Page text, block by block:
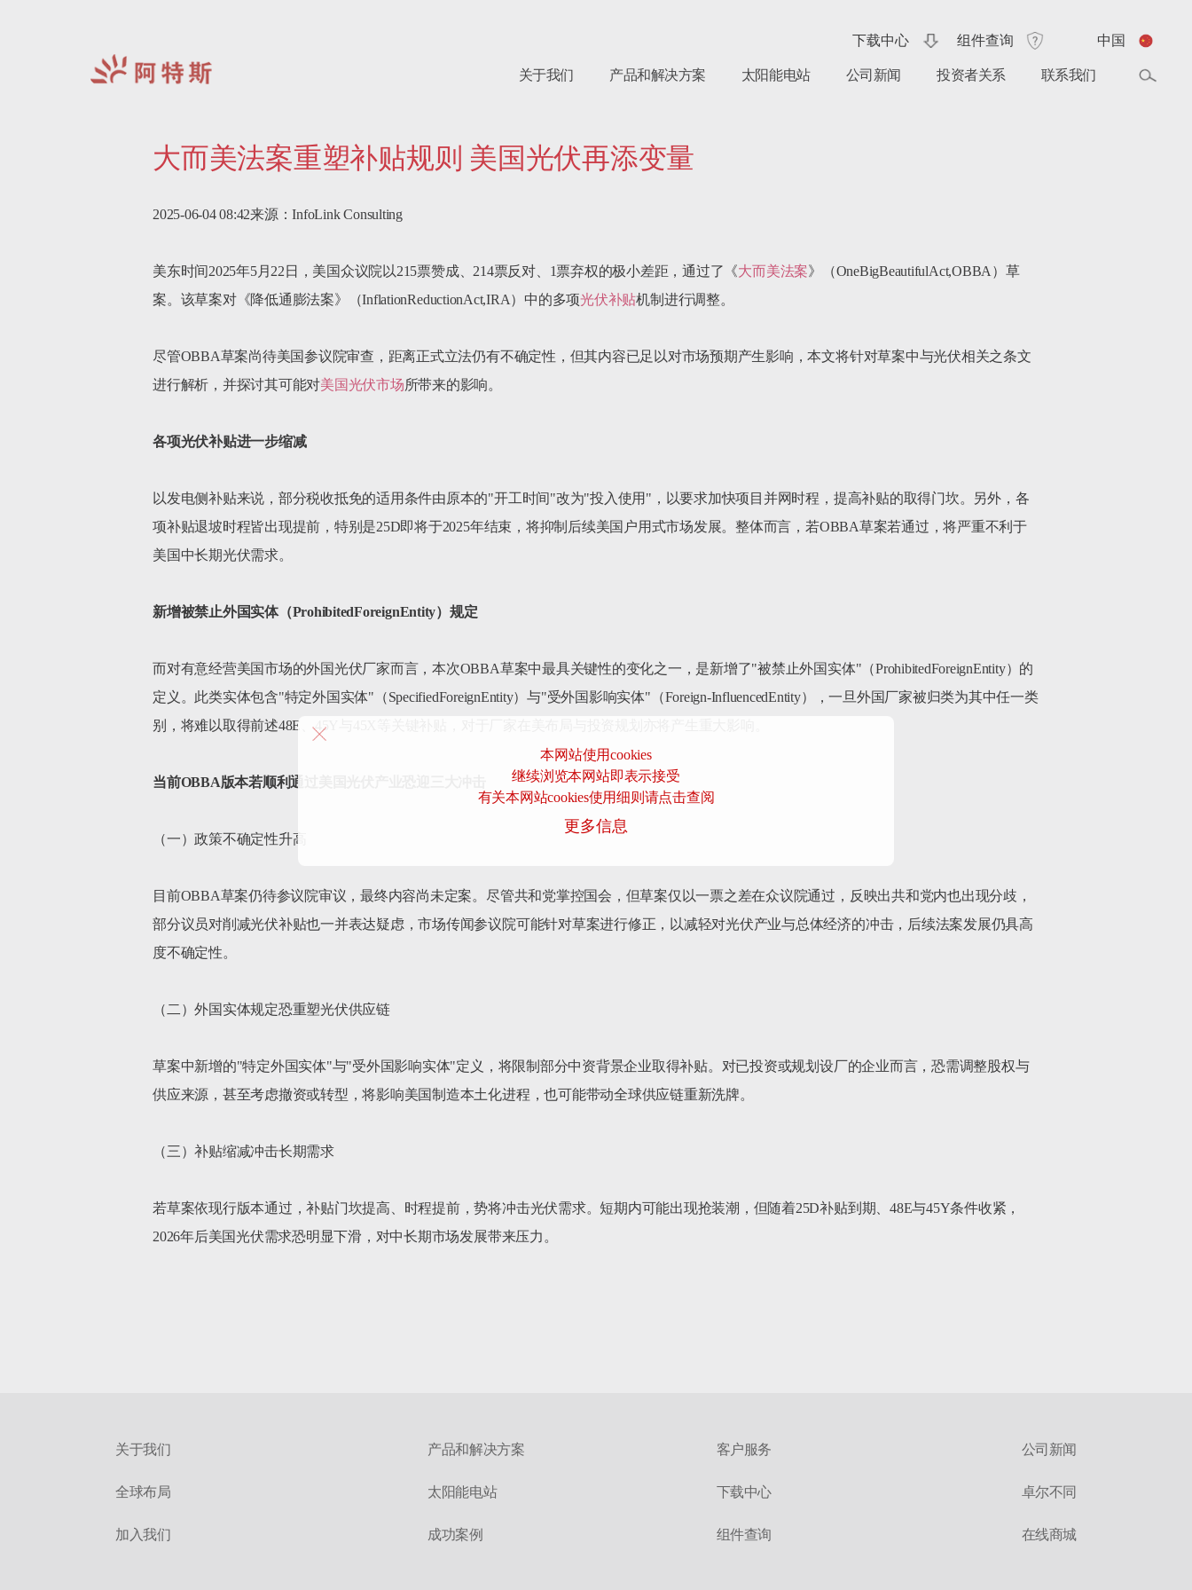
本网站使用cookies
继续浏览本网站即表示接受
有关本网站cookies使用细则请点击查阅
更多信息
关于我们 产品和解决方案 太阳能电站 公司新闻 投资者关系 联系我们
中国
组件查询
下载中心
大而美法案重塑补贴规则 美国光伏再添变量
2025-06-04 08:42来源：InfoLink Consulting
美东时间2025年5月22日，美国众议院以215票赞成、214票反对、1票弃权的极小差距，通过了《大而美法案》（OneBigBeautifulAct,OBBA）草
案。该草案对《降低通膨法案》（InflationReductionAct,IRA）中的多项光伏补贴机制进行调整。
尽管OBBA草案尚待美国参议院审查，距离正式立法仍有不确定性，但其内容已足以对市场预期产生影响，本文将针对草案中与光伏相关之条文
进行解析，并探讨其可能对美国光伏市场所带来的影响。
各项光伏补贴进一步缩减
以发电侧补贴来说，部分税收抵免的适用条件由原本的"开工时间"改为"投入使用"，以要求加快项目并网时程，提高补贴的取得门坎。另外，各
项补贴退坡时程皆出现提前，特别是25D即将于2025年结束，将抑制后续美国户用式市场发展。整体而言，若OBBA草案若通过，将严重不利于
美国中长期光伏需求。
新增被禁止外国实体（ProhibitedForeignEntity）规定
而对有意经营美国市场的外国光伏厂家而言，本次OBBA草案中最具关键性的变化之一，是新增了"被禁止外国实体"（ProhibitedForeignEntity）的
定义。此类实体包含"特定外国实体"（SpecifiedForeignEntity）与"受外国影响实体"（Foreign-InfluencedEntity），一旦外国厂家被归类为其中任一类
别，将难以取得前述48E、45Y与45X等关键补贴，对于厂家在美布局与投资规划亦将产生重大影响。
当前OBBA版本若顺利通过美国光伏产业恐迎三大冲击
（一）政策不确定性升高
目前OBBA草案仍待参议院审议，最终内容尚未定案。尽管共和党掌控国会，但草案仅以一票之差在众议院通过，反映出共和党内也出现分歧，
部分议员对削减光伏补贴也一并表达疑虑，市场传闻参议院可能针对草案进行修正，以减轻对光伏产业与总体经济的冲击，后续法案发展仍具高
度不确定性。
（二）外国实体规定恐重塑光伏供应链
草案中新增的"特定外国实体"与"受外国影响实体"定义，将限制部分中资背景企业取得补贴。对已投资或规划设厂的企业而言，恐需调整股权与
供应来源，甚至考虑撤资或转型，将影响美国制造本土化进程，也可能带动全球供应链重新洗牌。
（三）补贴缩减冲击长期需求
若草案依现行版本通过，补贴门坎提高、时程提前，势将冲击光伏需求。短期内可能出现抢装潮，但随着25D补贴到期、48E与45Y条件收紧，
2026年后美国光伏需求恐明显下滑，对中长期市场发展带来压力。
关于我们 产品和解决方案 客户服务 公司新闻
全球布局 太阳能电站 下载中心 卓尔不同
加入我们 成功案例 组件查询 在线商城